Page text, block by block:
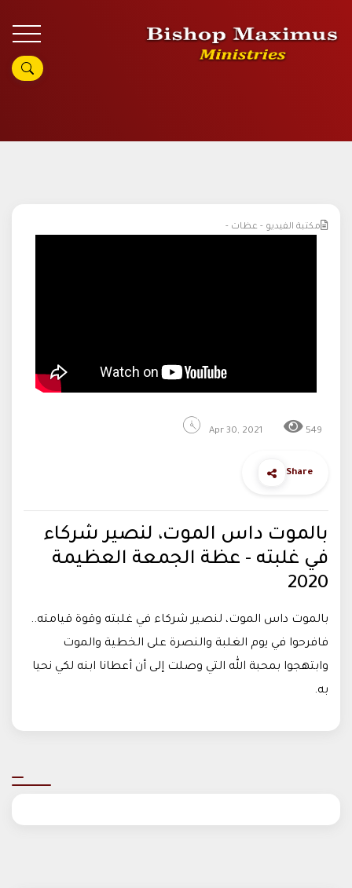
مكتبة الفيديو - عظات -
Apr 30, 2021 549
Share
بالموت داس الموت، لنصير شركاء
في غلبته - عظة الجمعة العظيمة
2020
بالموت داس الموت، لنصير شركاء في غلبته وقوة قيامته..
فافرحوا في يوم الغلبة والنصرة على الخطية والموت
وابتهجوا بمحبة الله التي وصلت إلى أن أعطانا ابنه لكي نحيا
به.